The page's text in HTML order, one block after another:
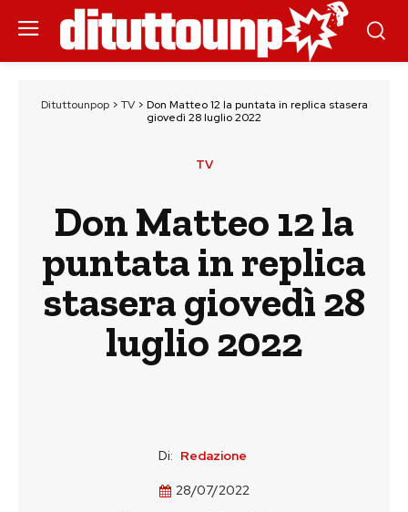
Dituttounpop> TV> Don Matteo 12 la puntata in replica stasera
giovedì 28 luglio 2022
TV
Don Matteo 12 la
puntata in replica
stasera giovedì 28
luglio 2022
Di: Redazione
28/07/2022